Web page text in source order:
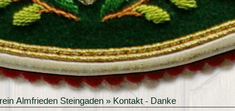
Almfrieden Steingaden » Kontakt - Danke